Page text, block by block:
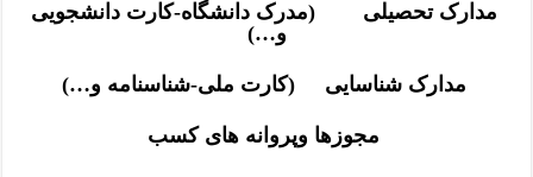
مدارک تحصیلی (مدرک دانشگاه-کارت دانشجویی
و…)
مدارک شناسایی (کارت ملی-شناسنامه و…)
مجوزها وپروانه های کسب